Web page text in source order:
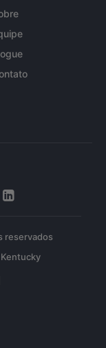
reservados